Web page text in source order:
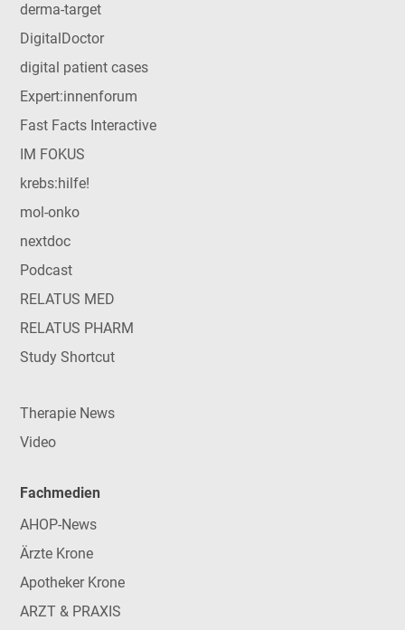
derma-target
DigitalDoctor
digital patient cases
Expert:innenforum
Fast Facts Interactive
IM FOKUS
krebs:hilfe!
mol-onko
nextdoc
Podcast
RELATUS MED
RELATUS PHARM
Study Shortcut
Therapie News
Video
Fachmedien
AHOP-News
Ärzte Krone
Apotheker Krone
ARZT & PRAXIS